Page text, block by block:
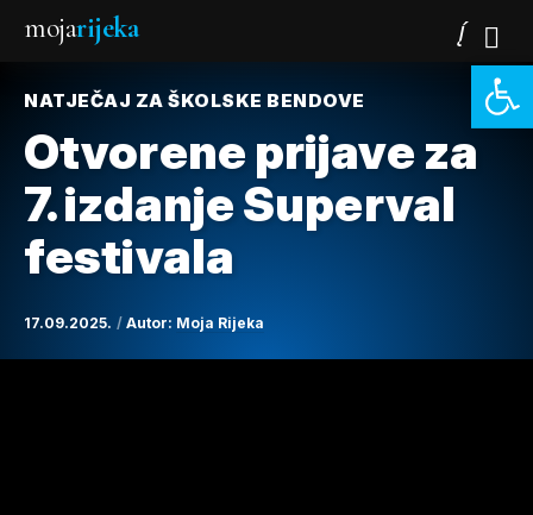
mojarijeka
NATJEČAJ ZA ŠKOLSKE BENDOVE
Otvorene prijave za
7. izdanje Superval
festivala
17.09.2025. Autor: Moja Rijeka